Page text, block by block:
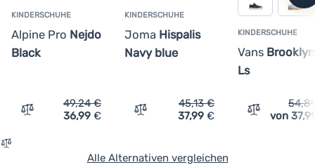
KINDERSCHUHE
Alpine Pro Nejdo
Black
Vergleichen
49,24€
36,99 €
KINDERSCHUHE
Joma Hispalis
Navy blue
Vergleichen
45,13€
37,99 €
KINDERSCHUHE
Vans Brooklyn
Ls
Vergleichen
von
Alle Alternativen vergleichen